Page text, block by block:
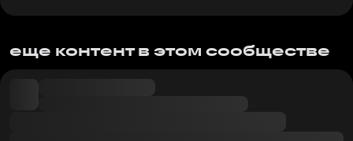
еще контент в этом сообществе